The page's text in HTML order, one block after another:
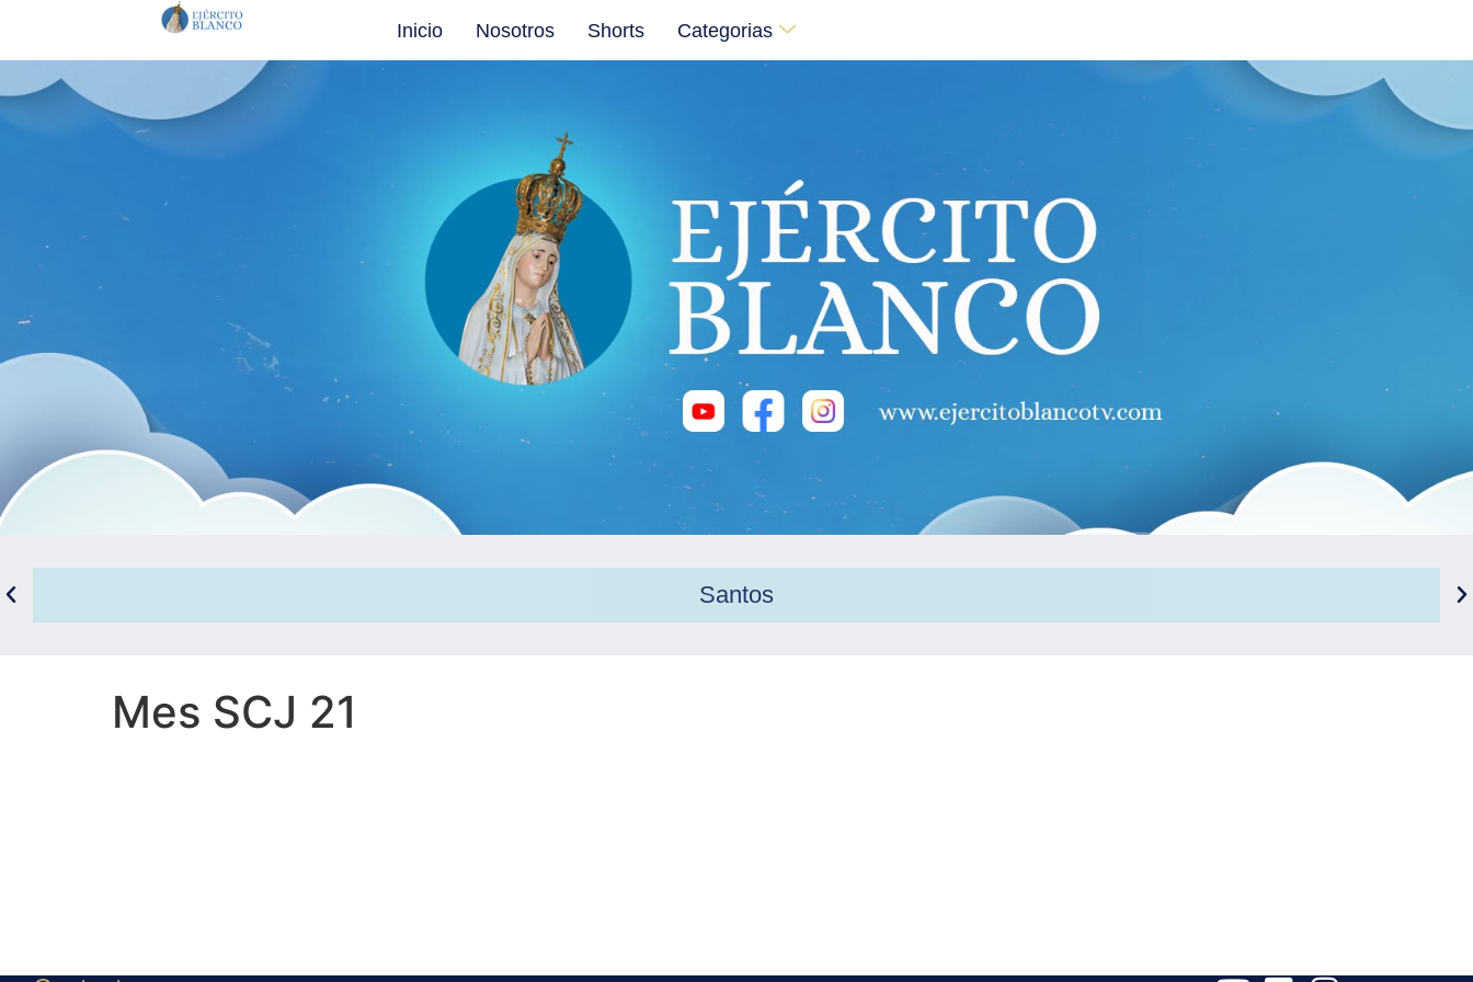
Inicio Nosotros Shorts Categorias
Santos
Mes SCJ 21